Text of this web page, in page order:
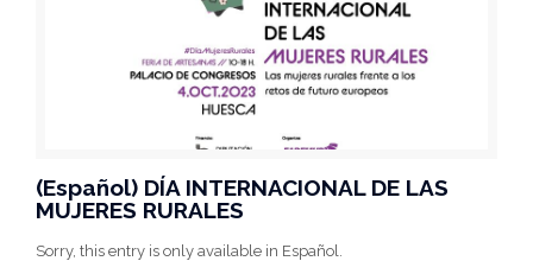
(Español) DÍA INTERNACIONAL DE LAS
MUJERES RURALES
Sorry, this entry is only available in Español.